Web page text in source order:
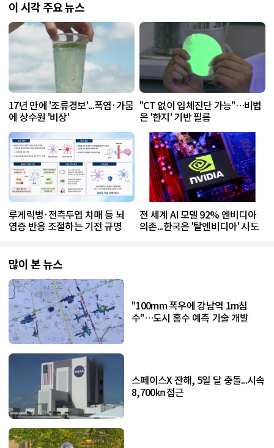
이 시각 주요 뉴스
17년 만에 '조류경보'...폭염·가뭄
에 상수원 '비상'
"CT 없이 입체진단 가능"…비법
은 '한지' 기반 필름
루게릭병·전측두엽 치매 등 뇌
염증 반응 조절하는 기전 규명
전 세계 AI 모델 92% 엔비디아
의존...한국은 '탈엔비디아' 시도
많이 본 뉴스
"100mm 폭우에 강남역 1m침
수"…도시 홍수 예측 기술 개발
스페이스X 잔해, 5일 달 충돌...시속
8,700㎞ 접근